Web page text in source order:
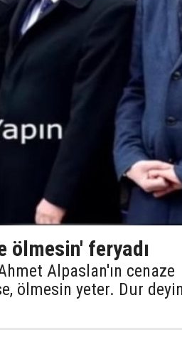
ölmesin' feryadı
Alpaslan'ın cenaze
ölmesin yeter. Dur